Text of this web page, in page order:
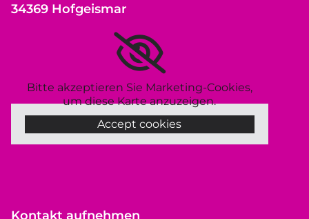
34369 Hofgeismar
Bitte akzeptieren Sie Marketing-Cookies,
um diese Karte anzuzeigen.
Accept cookies
Kontakt aufnehmen